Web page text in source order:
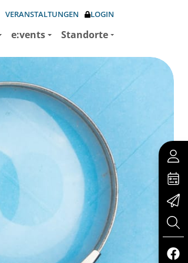
VERANSTALTUNGEN LOGIN
e:vents Standorte